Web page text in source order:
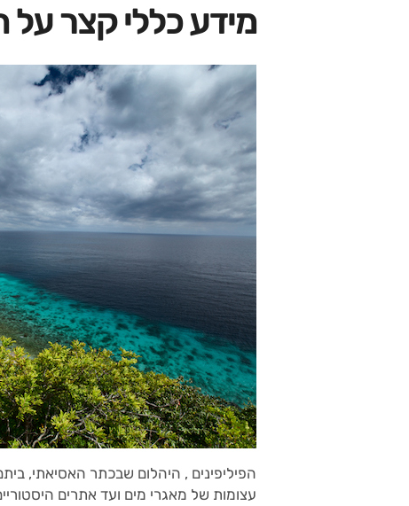
מידע כללי קצר על
עצומות של מאגרי מים ועד אתרים